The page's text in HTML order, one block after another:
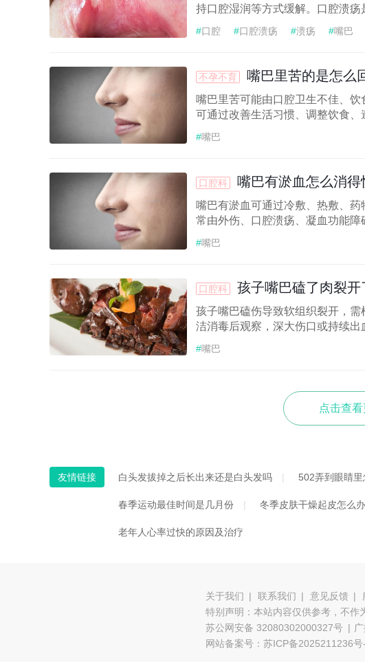
持口腔湿润等方式缓解。口腔溃
#口腔 #口腔溃疡 #溃疡 #嘴巴
不孕不育 嘴巴里苦的是怎么
嘴巴里苦可能由口腔卫生不佳、
可通过改善生活习惯、调整饮食
#嘴巴
口腔科 嘴巴有淤血怎么消得
嘴巴有淤血可通过冷敷、热敷、
常由外伤、口腔溃疡、凝血功能
#嘴巴
口腔科 孩子嘴巴磕了肉裂开
孩子嘴巴磕伤导致软组织裂开，
洁消毒后观察，深大伤口或持续
#嘴巴
点击查
友情链接 白头发拔掉之后长出来还是白头发吗 502弄到眼睛
春季运动最佳时间是几月份 冬季皮肤干燥起皮怎么
老年人心率过快的原因及治疗
关于我们 联系我们 意见反馈
特别声明：本站内容仅供参考，不作
苏公网安备 32080302000327号
网站备案号：苏ICP备2025211236号